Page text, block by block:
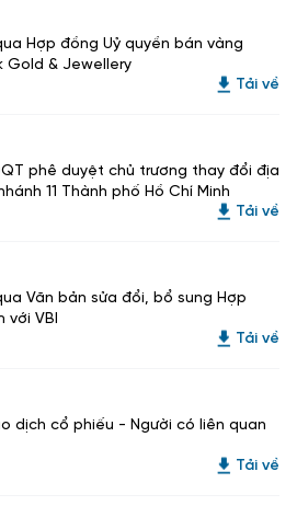
Hợp đồng Uỷ quyền bán vàng
Gold & Jewellery
Tải về
phê duyệt chủ trương thay đổi địa
11 Thành phố Hồ Chí Minh
Tải về
Văn bản sửa đổi, bổ sung Hợp
với VBI
Tải về
dịch cổ phiếu - Người có liên quan
Tải về